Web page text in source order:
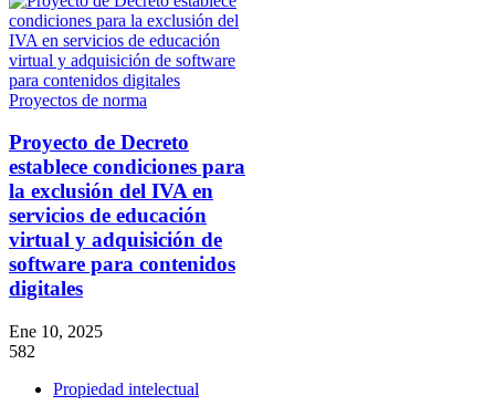
Proyectos de norma
Proyecto de Decreto
establece condiciones para
la exclusión del IVA en
servicios de educación
virtual y adquisición de
software para contenidos
digitales
Ene 10, 2025
582
Propiedad intelectual